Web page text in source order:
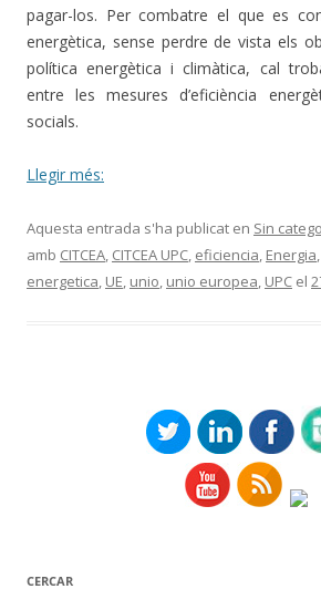
pagar-los. Per combatre el que es
energètica, sense perdre de vista els
política energètica i climàtica, cal
entre les mesures d’eficiència
socials.
Llegir més:
Aquesta entrada s'ha publicat en Sin
amb CITCEA, CITCEA UPC, eficiencia, Energia,
energetica, UE, unio, unio europea, UPC el
CERCAR